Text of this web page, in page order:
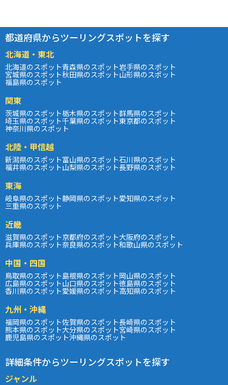
都道府県からツーリングスポットを探す
北海道・東北
北海道のスポット青森県のスポット岩手県のスポット
宮城県のスポット秋田県のスポット山形県のスポット
福島県のスポット
関東
茨城県のスポット栃木県のスポット群馬県のスポット
埼玉県のスポット千葉県のスポット東京都のスポット
神奈川県のスポット
北陸・甲信越
新潟県のスポット富山県のスポット石川県のスポット
福井県のスポット山梨県のスポット長野県のスポット
東海
岐阜県のスポット静岡県のスポット愛知県のスポット
三重県のスポット
近畿
滋賀県のスポット京都府のスポット大阪府のスポット
兵庫県のスポット奈良県のスポット和歌山県のスポット
中国・四国
鳥取県のスポット島根県のスポット岡山県のスポット
広島県のスポット山口県のスポット徳島県のスポット
香川県のスポット愛媛県のスポット高知県のスポット
九州・沖縄
福岡県のスポット佐賀県のスポット長崎県のスポット
熊本県のスポット大分県のスポット宮崎県のスポット
鹿児島県のスポット沖縄県のスポット
詳細条件からツーリングスポットを探す
ジャンル